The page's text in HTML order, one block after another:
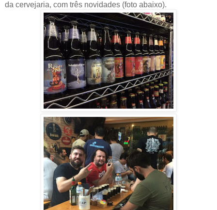
da cervejaria, com três novidades (foto abaixo).